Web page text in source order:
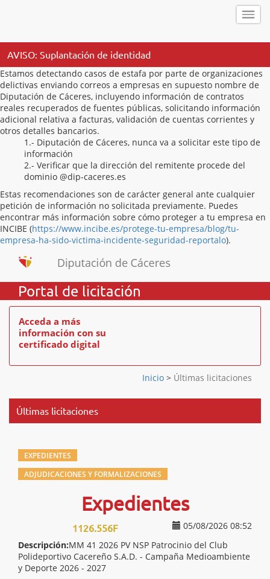
AVISO: Suplantación de identidad
Estamos detectando casos de estafa por parte de organizaciones
delictivas enviando correos a empresas en supuesto nombre de
Diputación de Cáceres, incluyendo información de contratos
reales recuperados de fuentes públicas, solicitando información
adicional relativa a facturas, validación de cuentas corrientes y
otros detalles bancarios.
1.- Diputación de Cáceres, nunca va a solicitar este tipo de
información
2.- Verificar que la dirección del remitente procede del
dominio @dip-caceres.es
Estas recomendaciones son de carácter general ante cualquier
petición de información no solicitada previamente. Puedes
encontrar más información sobre cómo proteger a tu empresa en
INCIBE (https://www.incibe.es/protege-tu-empresa/blog/tu-
empresa-ha-sido-victima-incidente-seguridad-reportalo).
Portal de licitación
Acceda a más
información con su
certificado digital
Inicio > Últimas licitaciones
Últimas licitaciones
EXPEDIENTES
ADJUDICACIONES Y FORMALIZACIONES
Expedientes
05/08/2026 08:52
1126.556F
Descripción:MM 41 2026 PV NSP Patrocinio del Club
Polideportivo Cacereño S.A.D. - Campaña Medioambiente
y Deporte 2026 - 2027